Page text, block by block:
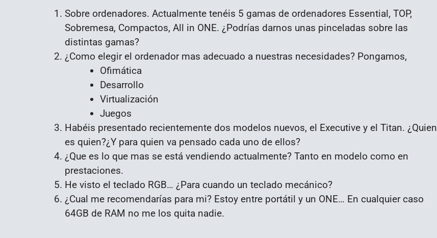
Sobre ordenadores. Actualmente tenéis 5 gamas de ordenadores Essential, TOP,
Sobremesa, Compactos, All in ONE. ¿Podrías darnos unas pinceladas sobre las
distintas gamas?
¿Como elegir el ordenador mas adecuado a nuestras necesidades? Pongamos,
Ofimática
Desarrollo
Virtualización
Juegos
Habéis presentado recientemente dos modelos nuevos, el Executive y el Titan. ¿Quien
es quien?¿Y para quien va pensado cada uno de ellos?
¿Que es lo que mas se está vendiendo actualmente? Tanto en modelo como en
prestaciones.
He visto el teclado RGB… ¿Para cuando un teclado mecánico?
¿Cual me recomendarías para mi? Estoy entre portátil y un ONE… En cualquier caso
64GB de RAM no me los quita nadie.